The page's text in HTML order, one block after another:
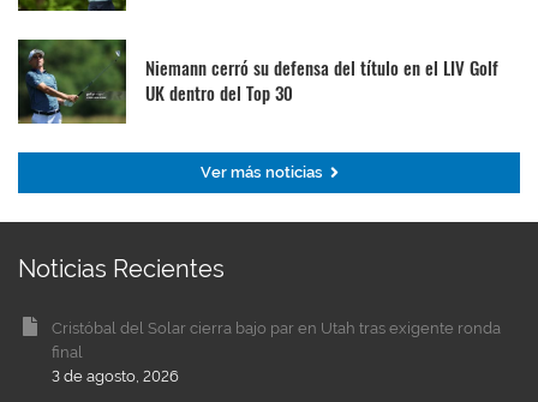
Niemann cerró su defensa del título en el LIV Golf
UK dentro del Top 30
Ver más noticias
Noticias Recientes
Cristóbal del Solar cierra bajo par en Utah tras exigente ronda
final
3 de agosto, 2026